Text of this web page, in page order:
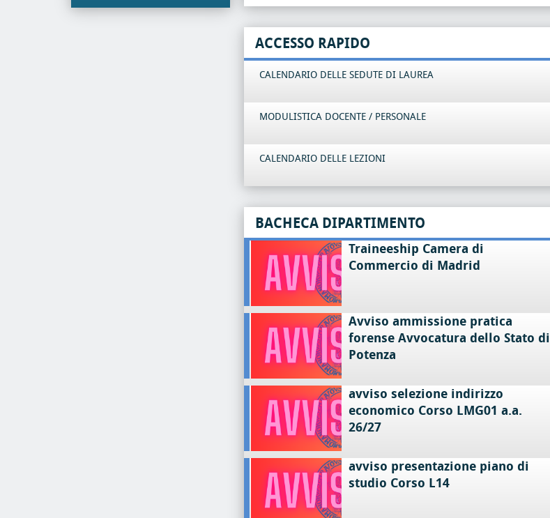
ACCESSO RAPIDO
CALENDARIO DELLE SEDUTE DI LAUREA
MODULISTICA DOCENTE / PERSONALE
CALENDARIO DELLE LEZIONI
BACHECA DIPARTIMENTO
Traineeship Camera di
Commercio di Madrid
Avviso ammissione pratica
forense Avvocatura dello Stato di
Potenza
avviso selezione indirizzo
economico Corso LMG01 a.a.
26/27
avviso presentazione piano di
studio Corso L14